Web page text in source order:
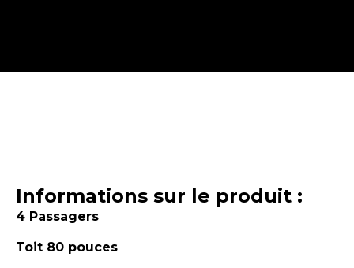
Informations sur le produit :
4 Passagers
Toit 80 pouces